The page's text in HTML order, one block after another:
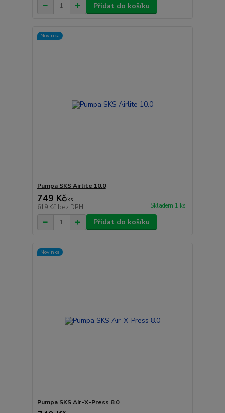
Přidat do košíku
Novinka
Pumpa SKS Airlite 10.0
749 Kč/ks
619 Kč bez DPH Skladem 1 ks
Přidat do košíku
Novinka
Pumpa SKS Air-X-Press 8.0